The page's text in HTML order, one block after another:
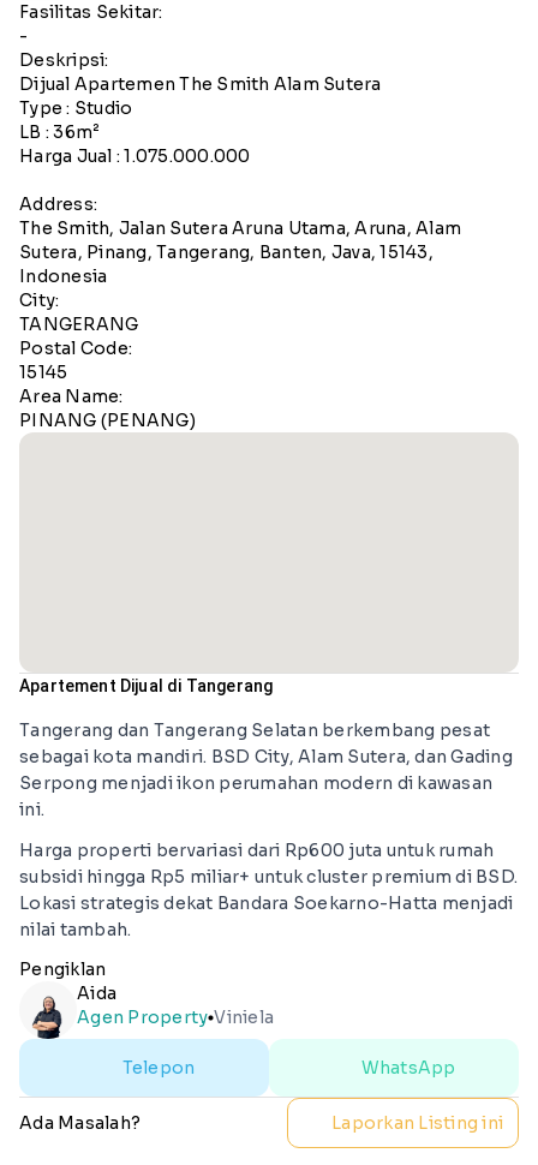
Fasilitas Sekitar:
-
Deskripsi:
Dijual Apartemen The Smith Alam Sutera
Type : Studio
LB : 36m²
Harga Jual : 1.075.000.000
Address:
The Smith, Jalan Sutera Aruna Utama, Aruna, Alam
Sutera, Pinang, Tangerang, Banten, Java, 15143,
Indonesia
City:
TANGERANG
Postal Code:
15145
Area Name:
PINANG (PENANG)
Apartement Dijual di Tangerang
Tangerang dan Tangerang Selatan berkembang pesat
sebagai kota mandiri. BSD City, Alam Sutera, dan Gading
Serpong menjadi ikon perumahan modern di kawasan
ini.
Harga properti bervariasi dari Rp600 juta untuk rumah
subsidi hingga Rp5 miliar+ untuk cluster premium di BSD.
Lokasi strategis dekat Bandara Soekarno-Hatta menjadi
nilai tambah.
Pengiklan
Aida
Agen PropertylensViniela
Telepon WhatsApp
Ada Masalah? Laporkan Listing ini